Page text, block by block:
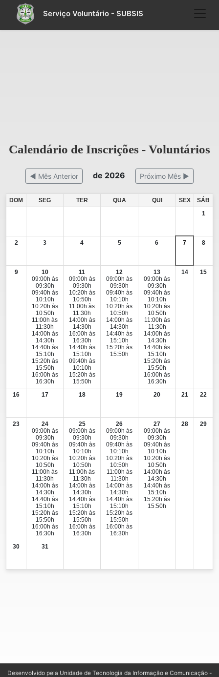
Serviço Voluntário - SUBSIS
Calendário de Inscrições - Voluntários
◀ Mês Anterior de 2026 Próximo Mês ▶
DOM SEG TER QUA QUI SEX
SÁB
1
2 3 4 5 6 7 8
9
10
09:00h às
09:30h
09:40h às
10:10h
10:20h às
10:50h
11:00h às
11:30h
14:00h às
14:30h
14:40h às
15:10h
15:20h às
15:50h
16:00h às
16:30h
11
09:00h às
09:30h
10:20h às
10:50h
11:00h às
11:30h
14:00h às
14:30h
16:00h às
16:30h
14:40h às
15:10h
09:40h às
10:10h
15:20h às
15:50h
12
09:00h às
09:30h
09:40h às
10:10h
10:20h às
10:50h
14:00h às
14:30h
14:40h às
15:10h
15:20h às
15:50h
13
09:00h às
09:30h
09:40h às
10:10h
10:20h às
10:50h
11:00h às
11:30h
14:00h às
14:30h
14:40h às
15:10h
15:20h às
15:50h
16:00h às
16:30h
14 15
16 17 18 19 20 21 22
23
24
09:00h às
09:30h
09:40h às
10:10h
10:20h às
10:50h
11:00h às
11:30h
14:00h às
14:30h
14:40h às
15:10h
15:20h às
15:50h
16:00h às
16:30h
25
09:00h às
09:30h
09:40h às
10:10h
10:20h às
10:50h
11:00h às
11:30h
14:00h às
14:30h
14:40h às
15:10h
15:20h às
15:50h
16:00h às
16:30h
26
09:00h às
09:30h
09:40h às
10:10h
10:20h às
10:50h
11:00h às
11:30h
14:00h às
14:30h
14:40h às
15:10h
15:20h às
15:50h
16:00h às
16:30h
27
09:00h às
09:30h
09:40h às
10:10h
10:20h às
10:50h
14:00h às
14:30h
14:40h às
15:10h
15:20h às
15:50h
28 29
30 31
Desenvolvido pela Unidade de Tecnologia da Informação e Comunicação -